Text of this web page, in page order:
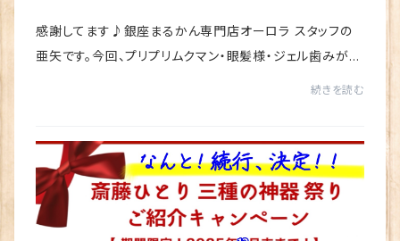
感謝してます♪銀座まるかん専門店オーロラ スタッフの
亜矢です。今回、プリプリムクマン・眼髪様・ジェル歯みがき
続きを読む